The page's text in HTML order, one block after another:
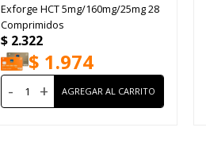
Exforge HCT 5mg/160mg/25mg 28
Comprimidos
$ 2.322
$ 1.974
- +